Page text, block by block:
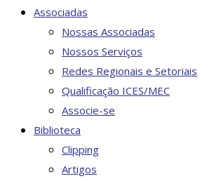
Associadas
Nossas Associadas
Nossos Serviços
Redes Regionais e Setoriais
Qualificação ICES/MEC
Associe-se
Biblioteca
Clipping
Artigos